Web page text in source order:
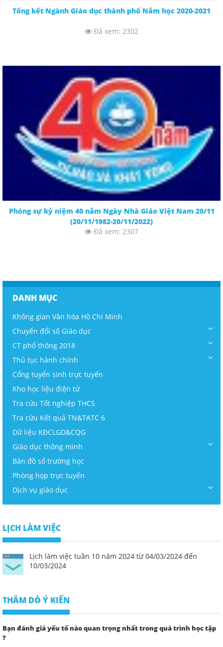
Tổng kết Ngành Giáo dục thành phố Năm học 2020-2021
Đã xem: 2302
Phóng sự kỷ niệm 40 năm Ngày Nhà Giáo Việt Nam 20/11
(20/11/1982-20/11/2022)
Đã xem: 2307
DANH MỤC
Không gian Văn hóa Hồ Chí Minh
Chuyển đổi số Giáo dục
CT phổ thông 2018
Thủ tục hành chính
Cổng tuyển sinh trực tuyến
Kho học liệu điện tử
Tra cứu Tốt nghiệp THCS
Tra cứu Kết quả TN&TATC 6
Dữ liệu KĐCLGD&CQG
Giáo dục thông minh
Bản đồ số trường học
Phòng họp trực tuyến
Dịch vụ giáo dục
LỊCH LÀM VIỆC
Lịch làm việc tuần 10 năm 2024 từ 04/03/2024 đến
10/03/2024
THĂM DÒ Ý KIẾN
Bạn đánh giá yếu tố nào quan trọng nhất trong quá trình học tập
?